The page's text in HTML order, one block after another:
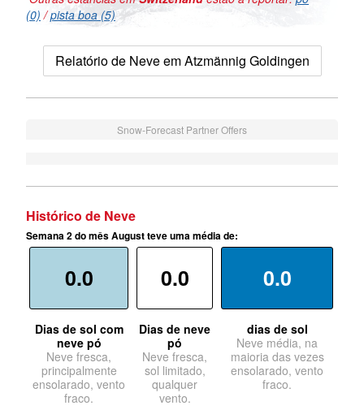
(0) /pista boa (5)
Relatório de Neve em Atzmännig Goldingen
Snow-Forecast Partner Offers
Histórico de Neve
Semana 2 do mês August teve uma média de:
0.0
Dias de sol com
neve pó
Neve fresca,
principalmente
ensolarado, vento
fraco.
0.0
Dias de neve
pó
Neve fresca,
sol limitado,
qualquer
vento.
0.0
dias de sol
Neve média, na
maioria das vezes
ensolarado, vento
fraco.